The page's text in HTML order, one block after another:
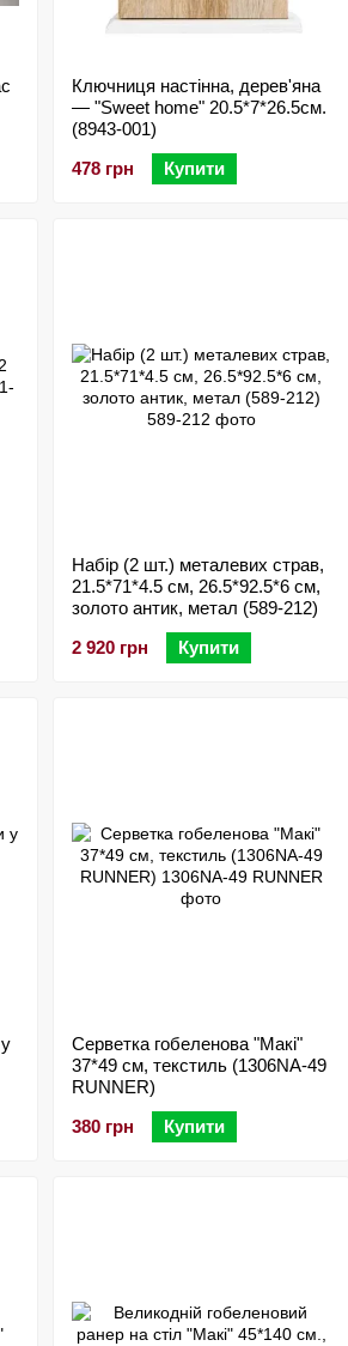
Ключниця настінна, дерев'яна
— "Sweet home" 20.5*7*26.5см.
(8943-001)
478 грн
Купити
Набір (2 шт.) металевих страв,
21.5*71*4.5 см, 26.5*92.5*6 см,
золото антик, метал (589-212)
2 920 грн
Купити
Серветка гобеленова "Макі"
37*49 см, текстиль (1306NA-49
RUNNER)
380 грн
Купити